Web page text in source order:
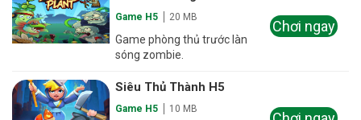
Game H5 20 MB
Game phòng thủ trước làn
sóng zombie.
Chơi ngay
Siêu Thủ Thành H5
Game H5 10 MB